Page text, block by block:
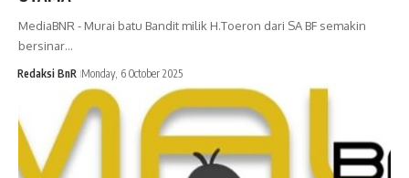
MediaBNR - Murai batu Bandit milik H.Toeron dari SA BF semakin
bersinar…
Redaksi BnR Monday, 6 October 2025